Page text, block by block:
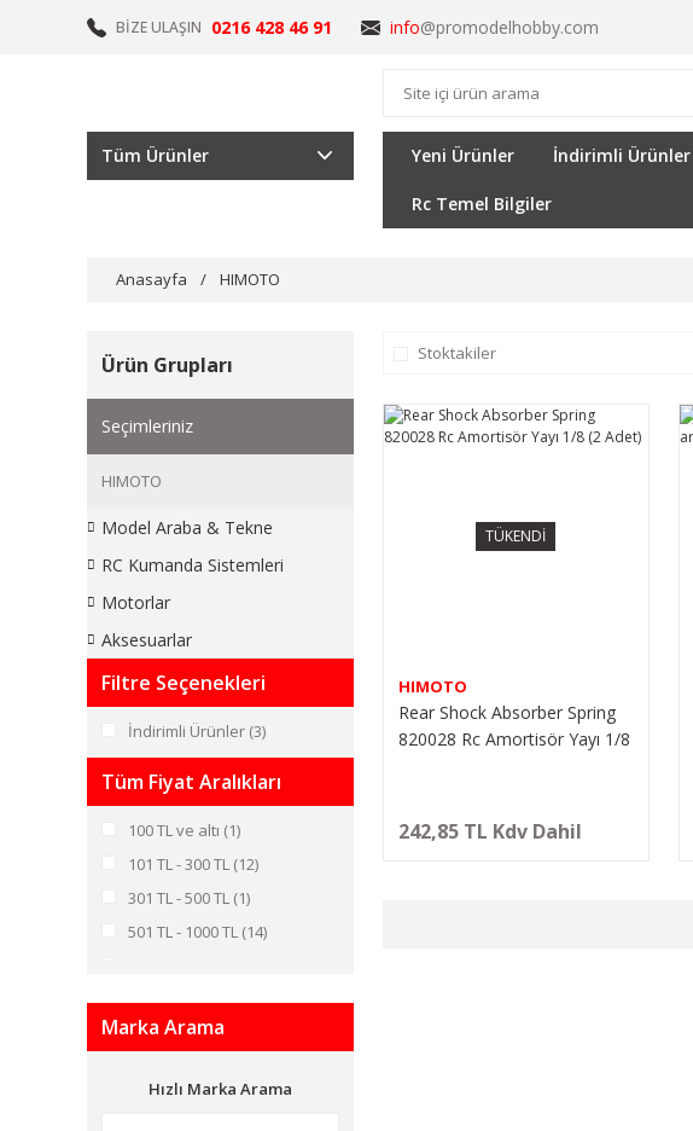
BİZE ULAŞIN 0216 428 46 91 info@promodelhobby.com
Tüm Ürünler Yeni Ürünler İndirimli Ürünler
Rc Temel Bilgiler
Anasayfa HIMOTO
Ürün Grupları
Seçimleriniz
HIMOTO
Model Araba & Tekne
RC Kumanda Sistemleri
Motorlar
Aksesuarlar
Filtre Seçenekleri
İndirimli Ürünler (3)
Tüm Fiyat Aralıkları
100 TL ve altı (1)
101 TL - 300 TL (12)
301 TL - 500 TL (1)
501 TL - 1000 TL (14)
2001 TL - 5000 TL (2)
Marka Arama
Hızlı Marka Arama
Stoktakiler
TÜKENDİ
HIMOTO
Rear Shock Absorber Spring
820028 Rc Amortisör Yayı 1/8
242,85 TL Kdv Dahil